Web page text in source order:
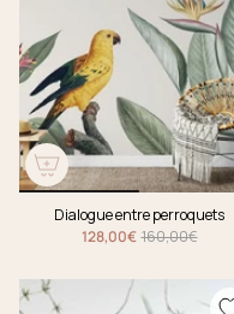
Dialogue entre perroquets
128,00€ 160,00€